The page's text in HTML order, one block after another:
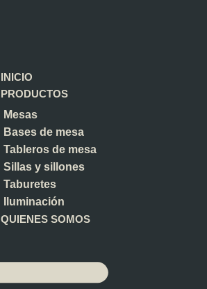
INICIO
PRODUCTOS
Mesas
Bases de mesa
Tableros de mesa
Sillas y sillones
Taburetes
Iluminación
QUIENES SOMOS